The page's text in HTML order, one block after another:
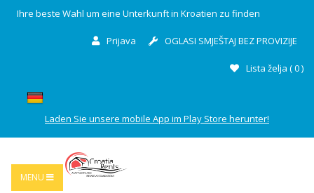
Ihre beste Wahl um eine Unterkunft in Kroatien zu finden
Prijava OGLASI SMJEŠTAJ BEZ PROVIZIJE
Lista želja (0)
Laden Sie unsere mobile App im Play Store herunter!
MENU